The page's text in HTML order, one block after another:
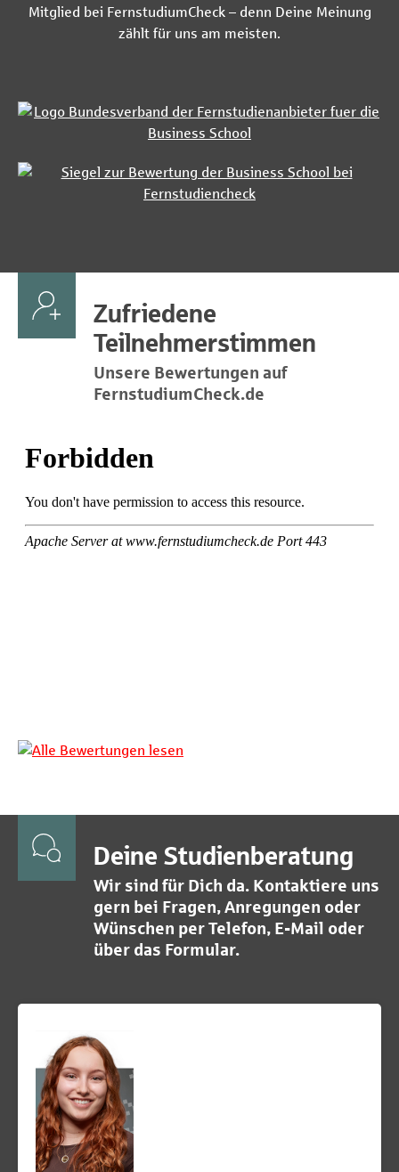
Mitglied bei FernstudiumCheck – denn Deine Meinung
zählt für uns am meisten.
Zufriedene
Teilnehmerstimmen
Unsere Bewertungen auf
FernstudiumCheck.de
Deine Studienberatung
Wir sind für Dich da. Kontaktiere uns
gern bei Fragen, Anregungen oder
Wünschen per Telefon, E-Mail oder
über das Formular.